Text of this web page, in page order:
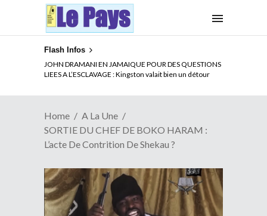
Flash Infos
JOHN DRAMANI EN JAMAIQUE POUR DES QUESTIONS
LIEES A L’ESCLAVAGE : Kingston valait bien un détour
ELECTION DE TALON A LA TETE DU SENAT BENINOIS :
Quand Patrice quitte le pouvoir sans partir !
Home
A La Une
SORTIE DU CHEF DE BOKO HARAM :
L’acte De Contrition De Shekau ?